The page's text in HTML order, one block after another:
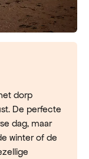
dorp
De perfecte
dag, maar
winter of de